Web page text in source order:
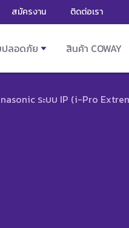
สมัครงาน ติดต่อเรา
ปลอดภัย สินค้า COWAY
ระบบ IP (i-Pro